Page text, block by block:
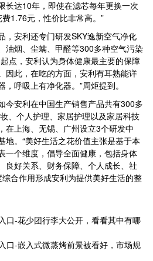
长达10年，即使在滤芯每年更换一次
1.76元，性价比非常高。”
安利还专门研发SKY逸新空气净化
油烟、尘螨、甲醛等300多种空气污染
点，安利认为身体健康最主要的保障
因此，在吃的方面，安利有耳熟能详
呼吸上有净化器。”周炬提到。
安利在中国生产销售产品共有300多
、个人护理、家居护理以及家居科技
在上海、无锡、广州设立3个研发中
地。“美好生活之花价值主张是基于本
一个维度，倡导全面健康，包括身体
良好关系、财务保障、个人成长、社
合作用形成安利为提供美好生活的整
口-花少团行李大公开，看看其中有哪
口-嵌入式微蒸烤前景被看好，市场规